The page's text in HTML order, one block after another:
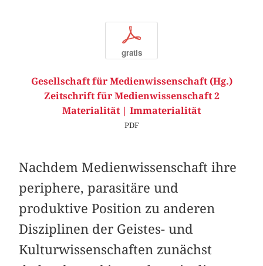
p
gratis
Gesellschaft für Medienwissenschaft (Hg.)
Zeitschrift für Medienwissenschaft 2
Materialität | Immaterialität
PDF
Nachdem Medienwissenschaft ihre
periphere, parasitäre und
produktive Position zu anderen
Disziplinen der Geistes- und
Kulturwissenschaften zunächst